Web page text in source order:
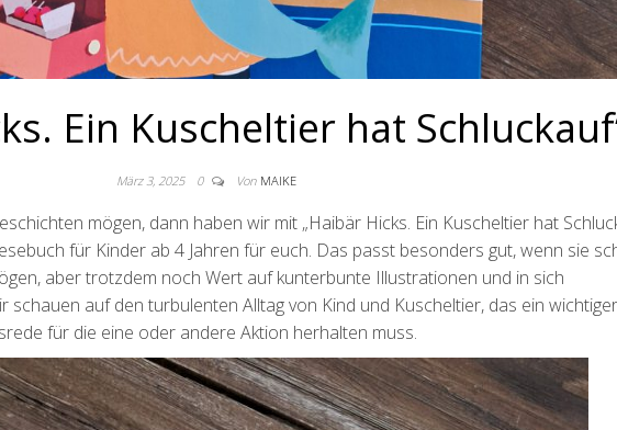
Ein Kuscheltier hat
März 3, 2025 0 Von MAIKE
mögen, dann haben wir mit „Haibär Hicks. Ein Kuscheltier hat
für Kinder ab 4 Jahren für euch. Das passt besonders gut, wenn sie
aber trotzdem noch Wert auf kunterbunte Illustrationen und in sich
schauen auf den turbulenten Alltag von Kind und Kuscheltier, das ein wichtiger
für die eine oder andere Aktion herhalten muss.